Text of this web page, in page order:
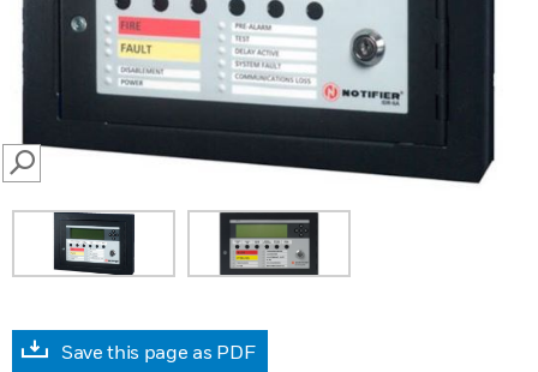
SEARCH
Save this page as PDF